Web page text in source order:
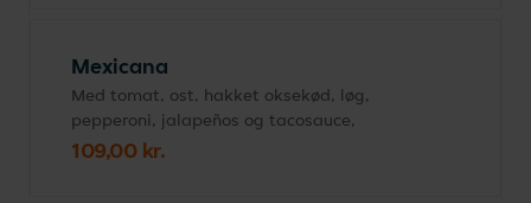
Mexicana
Med tomat, ost, hakket oksekød, løg,
pepperoni, jalapeños og tacosauce,
109,00 kr.